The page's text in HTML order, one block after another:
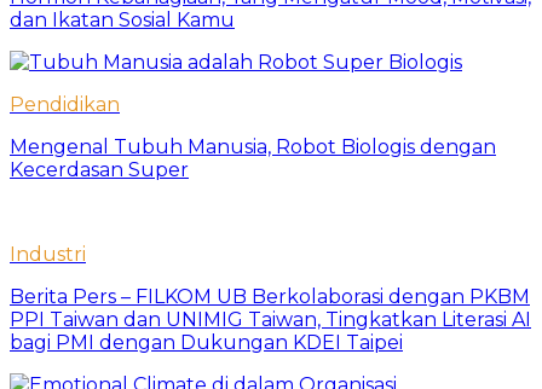
dan Ikatan Sosial Kamu
Pendidikan
Mengenal Tubuh Manusia, Robot Biologis dengan
Kecerdasan Super
Industri
Berita Pers – FILKOM UB Berkolaborasi dengan PKBM
PPI Taiwan dan UNIMIG Taiwan, Tingkatkan Literasi AI
bagi PMI dengan Dukungan KDEI Taipei